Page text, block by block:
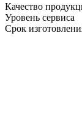
Качество
Уровень сервиса
Срок